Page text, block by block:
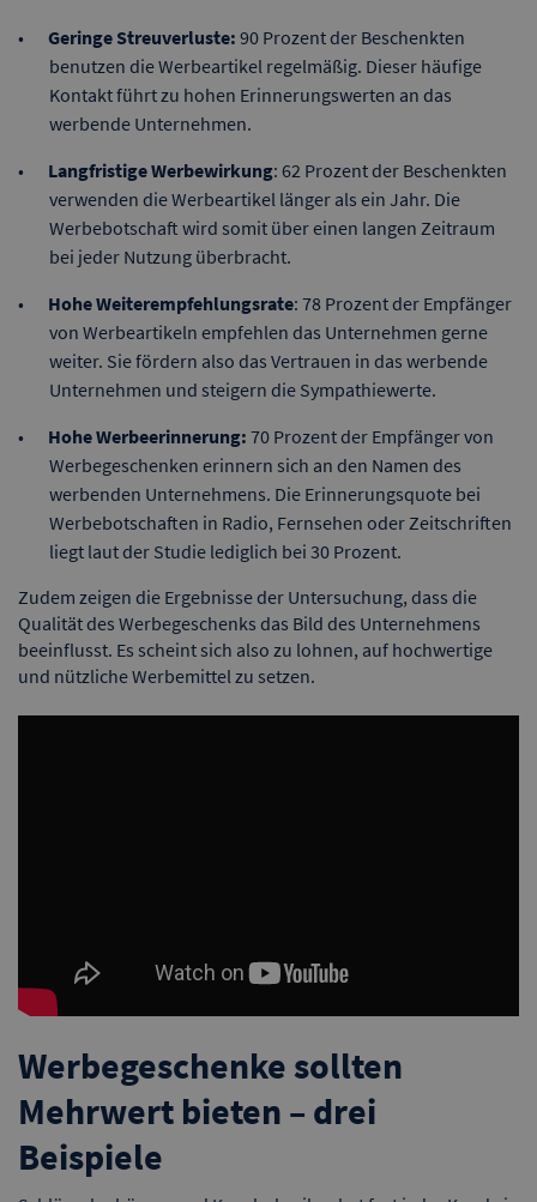
Geringe Streuverluste: 90 Prozent der Beschenkten
benutzen die Werbeartikel regelmäßig. Dieser häufige
Kontakt führt zu hohen Erinnerungswerten an das
werbende Unternehmen.
Langfristige Werbewirkung: 62 Prozent der Beschenkten
verwenden die Werbeartikel länger als ein Jahr. Die
Werbebotschaft wird somit über einen langen Zeitraum
bei jeder Nutzung überbracht.
Hohe Weiterempfehlungsrate: 78 Prozent der Empfänger
von Werbeartikeln empfehlen das Unternehmen gerne
weiter. Sie fördern also das Vertrauen in das werbende
Unternehmen und steigern die Sympathiewerte.
Hohe Werbeerinnerung: 70 Prozent der Empfänger von
Werbegeschenken erinnern sich an den Namen des
werbenden Unternehmens. Die Erinnerungsquote bei
Werbebotschaften in Radio, Fernsehen oder Zeitschriften
liegt laut der Studie lediglich bei 30 Prozent.
Zudem zeigen die Ergebnisse der Untersuchung, dass die
Qualität des Werbegeschenks das Bild des Unternehmens
beeinflusst. Es scheint sich also zu lohnen, auf hochwertige
und nützliche Werbemittel zu setzen.
Werbegeschenke sollten
Mehrwert bieten – drei
Beispiele